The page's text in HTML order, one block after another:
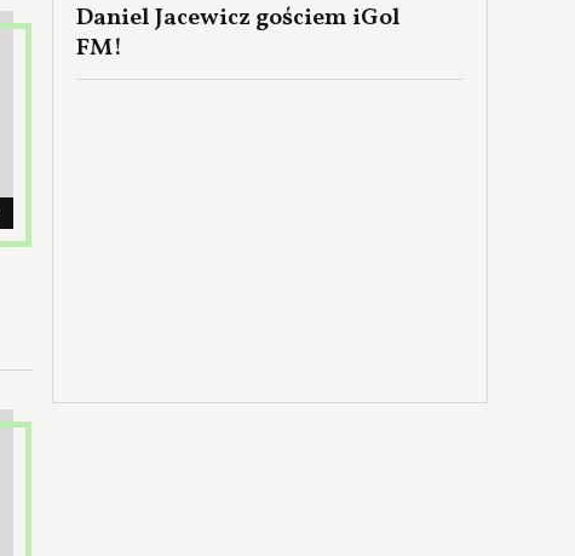
Daniel Jacewicz gościem iGol
FM!